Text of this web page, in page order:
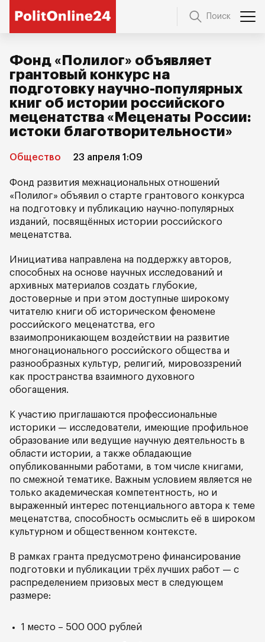
Поиск
Фонд «Полилог» объявляет
грантовый конкурс на
подготовку научно-популярных
книг об истории российского
меценатства «Меценаты России:
истоки благотворительности»
Общество 23 апреля 1:09
Фонд развития межнациональных отношений
«Полилог» объявил о старте грантового конкурса
на подготовку и публикацию научно-популярных
изданий, посвящённых истории российского
меценатства.
Инициатива направлена на поддержку авторов,
способных на основе научных исследований и
архивных материалов создать глубокие,
достоверные и при этом доступные широкому
читателю книги об историческом феномене
российского меценатства, его
взаимопроникающем воздействии на развитие
многонационального российского общества и
разнообразных культур, религий, мировоззрений
как пространства взаимного духовного
обогащения.
К участию приглашаются профессиональные
историки — исследователи, имеющие профильное
образование или ведущие научную деятельность в
области истории, а также обладающие
опубликованными работами, в том числе книгами,
по смежной тематике. Важным условием является не
только академическая компетентность, но и
выраженный интерес потенциального автора к теме
меценатства, способность осмыслить её в широком
культурном и общественном контексте.
В рамках гранта предусмотрено финансирование
подготовки и публикации трёх лучших работ — с
распределением призовых мест в следующем
размере:
1 место – 500 000 рублей